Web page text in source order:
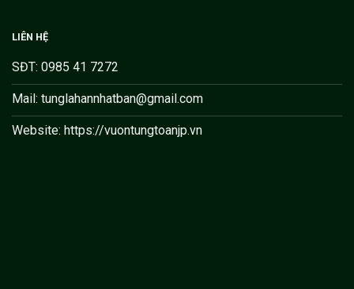
LIÊN HỆ
SĐT: 0985 41 7272
Mail: tunglahannhatban@gmail.com
Website: https://vuontungtoanjp.vn